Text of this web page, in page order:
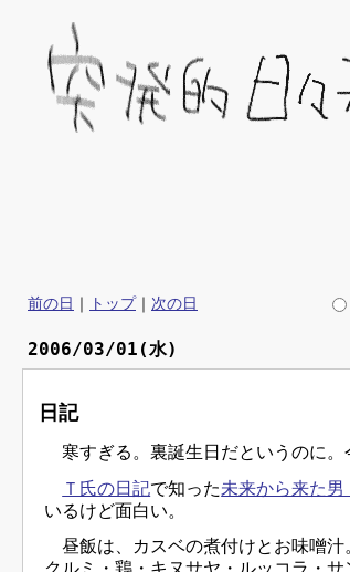
前の日 トップ 次の日
2006/03/01(水)
日記
寒すぎる。裏誕生日だというのに。
Ｔ氏の日記で知った未来から来た
いるけど面白い。
昼飯は、カスベの煮付けとお味噌汁